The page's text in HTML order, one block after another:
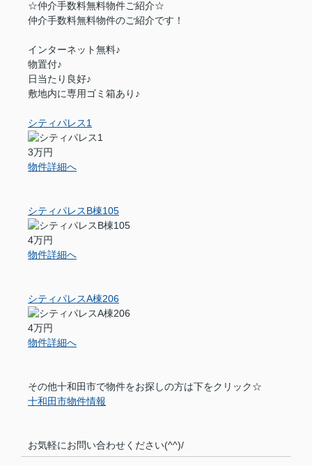
☆仲介手数料無料物件ご紹介☆
仲介手数料無料物件のご紹介です！
インターネット無料♪
物置付♪
日当たり良好♪
敷地内に専用ゴミ箱あり♪
シティパレス1
3万円
物件詳細へ
シティパレスB棟105
4万円
物件詳細へ
シティパレスA棟206
4万円
物件詳細へ
その他十和田市で物件をお探しの方は下をクリック☆
十和田市物件情報
お気軽にお問い合わせください(^^)/